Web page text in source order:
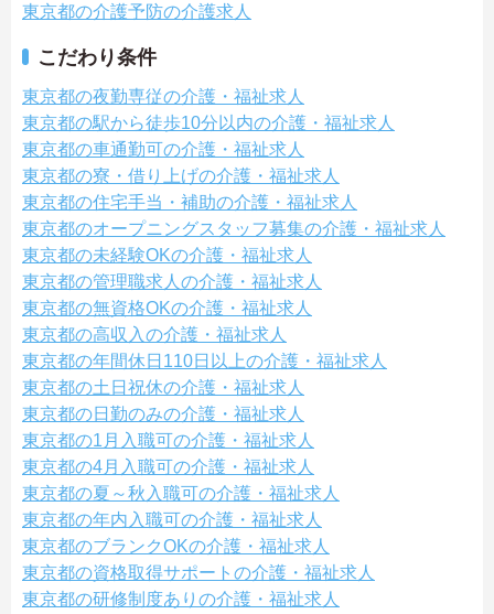
東京都の介護予防の介護求人
こだわり条件
東京都の夜勤専従の介護・福祉求人
東京都の駅から徒歩10分以内の介護・福祉求人
東京都の車通勤可の介護・福祉求人
東京都の寮・借り上げの介護・福祉求人
東京都の住宅手当・補助の介護・福祉求人
東京都のオープニングスタッフ募集の介護・福祉求人
東京都の未経験OKの介護・福祉求人
東京都の管理職求人の介護・福祉求人
東京都の無資格OKの介護・福祉求人
東京都の高収入の介護・福祉求人
東京都の年間休日110日以上の介護・福祉求人
東京都の土日祝休の介護・福祉求人
東京都の日勤のみの介護・福祉求人
東京都の1月入職可の介護・福祉求人
東京都の4月入職可の介護・福祉求人
東京都の夏～秋入職可の介護・福祉求人
東京都の年内入職可の介護・福祉求人
東京都のブランクOKの介護・福祉求人
東京都の資格取得サポートの介護・福祉求人
東京都の研修制度ありの介護・福祉求人